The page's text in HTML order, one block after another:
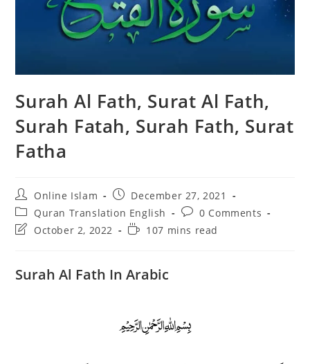
Surah Al Fath, Surat Al Fath,
Surah Fatah, Surah Fath, Surat
Fatha
Post
author:
Online Islam
Post
published:
December 27, 2021
Post
category:
Quran Translation English
Post
comments:
0 Comments
PostOctober 2, 2022
Reading107 mins read
Surah Al Fath In Arabic
﷽